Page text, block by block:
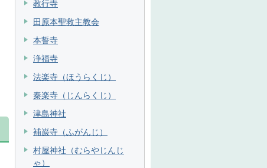
教行寺
田原本聖救主教会
本誓寺
浄福寺
法楽寺（ほうらくじ）
秦楽寺（じんらくじ）
津島神社
補巌寺（ふがんじ）
村屋神社（むらやじんじ
ゃ）